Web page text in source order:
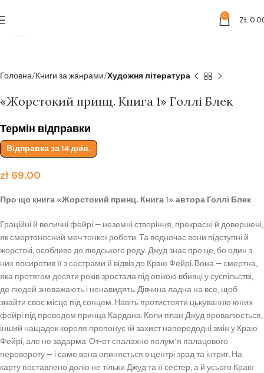
0 ZŁ
Головна Книги за жанрами Художня література
«Жорстокий принц. Книга 1» Голлі Блек
Термін відправки
Відправка за 14 днів.
zł69.00
Про що книга «Жорстокий принц. Книга 1» автора Голлі Блек
Граційні й величні фейрі — неземні створіння, прекрасні й довершені,
як смертоносний меч тонкої роботи. Та водночас вони підступні й
жорстокі, особливо до людського роду. Джуд знає про це, бо один з
них посиротив її з сестрами й відвіз до Краю Фейрі. Вона — смертна,
яка протягом десяти років зростала під опікою вбивці у суспільстві,
де людей зневажають і ненавидять. Дівчина ладна на все, щоб
знайти своє місце під сонцем. Навіть протистояти цькуванню юних
фейрі під проводом принца Кардана. Коли план Джуд провалюється,
інший нащадок короля пропонує їй захист напередодні змін у Краю
Фейрі, але не задарма. От-от спалахне полум’я палацового
перевороту — і саме вона опиняється в центрі зрад та інтриг. На
карту поставлено долю не тільки Джуд та її сестер, а й усього Краю